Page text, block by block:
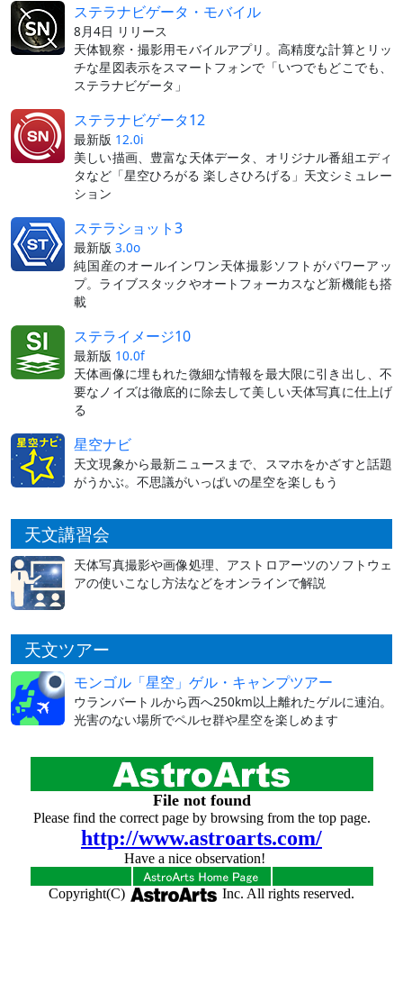
ステラナビゲータ・モバイル
8月4日 リリース
天体観察・撮影用モバイルアプリ。高精度な計算とリッ
チな星図表示をスマートフォンで「いつでもどこでも、
ステラナビゲータ」
ステラナビゲータ12
最新版 12.0i
美しい描画、豊富な天体データ、オリジナル番組エディ
タなど「星空ひろがる 楽しさひろげる」天文シミュレー
ション
ステラショット3
最新版 3.0o
純国産のオールインワン天体撮影ソフトがパワーアッ
プ。ライブスタックやオートフォーカスなど新機能も搭
載
ステライメージ10
最新版 10.0f
天体画像に埋もれた微細な情報を最大限に引き出し、不
要なノイズは徹底的に除去して美しい天体写真に仕上げ
る
星空ナビ
天文現象から最新ニュースまで、スマホをかざすと話題
がうかぶ。不思議がいっぱいの星空を楽しもう
天文講習会
天体写真撮影や画像処理、アストロアーツのソフトウェ
アの使いこなし方法などをオンラインで解説
天文ツアー
モンゴル「星空」ゲル・キャンプツアー
ウランバートルから西へ250km以上離れたゲルに連泊。
光害のない場所でペルセ群や星空を楽しめます